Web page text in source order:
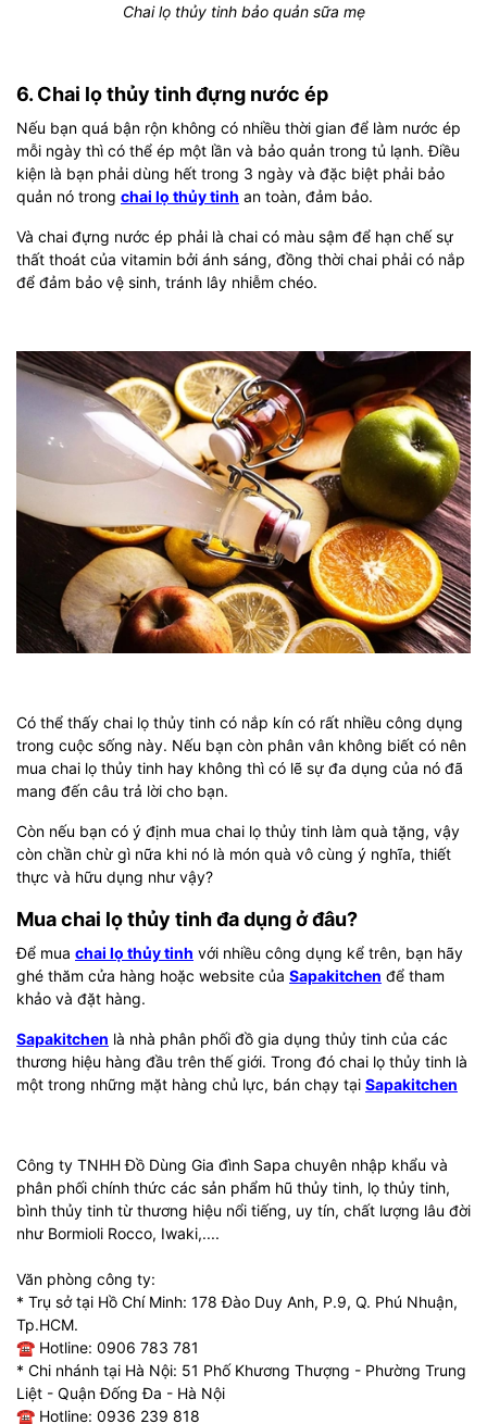
Chai lọ thủy tinh bảo quản sữa mẹ
6. Chai lọ thủy tinh đựng nước ép
Nếu bạn quá bận rộn không có nhiều thời gian để làm nước ép
mỗi ngày thì có thể ép một lần và bảo quản trong tủ lạnh. Điều
kiện là bạn phải dùng hết trong 3 ngày và đặc biệt phải bảo
quản nó trong chai lọ thủy tinh an toàn, đảm bảo.
Và chai đựng nước ép phải là chai có màu sậm để hạn chế sự
thất thoát của vitamin bởi ánh sáng, đồng thời chai phải có nắp
để đảm bảo vệ sinh, tránh lây nhiễm chéo.
Có thể thấy chai lọ thủy tinh có nắp kín có rất nhiều công dụng
trong cuộc sống này. Nếu bạn còn phân vân không biết có nên
mua chai lọ thủy tinh hay không thì có lẽ sự đa dụng của nó đã
mang đến câu trả lời cho bạn.
Còn nếu bạn có ý định mua chai lọ thủy tinh làm quà tặng, vậy
còn chần chừ gì nữa khi nó là món quà vô cùng ý nghĩa, thiết
thực và hữu dụng như vậy?
Mua chai lọ thủy tinh đa dụng ở đâu?
Để mua chai lọ thủy tinh với nhiều công dụng kể trên, bạn hãy
ghé thăm cửa hàng hoặc website của Sapakitchen để tham
khảo và đặt hàng.
Sapakitchen là nhà phân phối đồ gia dụng thủy tinh của các
thương hiệu hàng đầu trên thế giới. Trong đó chai lọ thủy tinh là
một trong những mặt hàng chủ lực, bán chạy tại Sapakitchen
Công ty TNHH Đồ Dùng Gia đình Sapa chuyên nhập khẩu và
phân phối chính thức các sản phẩm hũ thủy tinh, lọ thủy tinh,
bình thủy tinh từ thương hiệu nổi tiếng, uy tín, chất lượng lâu đời
như Bormioli Rocco, Iwaki,....
Văn phòng công ty:
* Trụ sở tại Hồ Chí Minh: 178 Đào Duy Anh, P.9, Q. Phú Nhuận,
Tp.HCM.
☎ Hotline: 0906 783 781
* Chi nhánh tại Hà Nội: 51 Phố Khương Thượng - Phường Trung
Liệt - Quận Đống Đa - Hà Nội
☎ Hotline: 0936 239 818